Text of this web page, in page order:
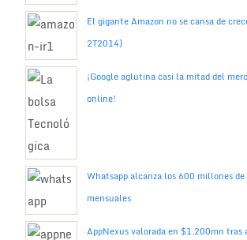
El gigante Amazon no se cansa de
2T2014)
¡Google aglutina casi la mitad del
online!
Whatsapp alcanza los 600 millones
mensuales
AppNexus valorada en $1.200mn